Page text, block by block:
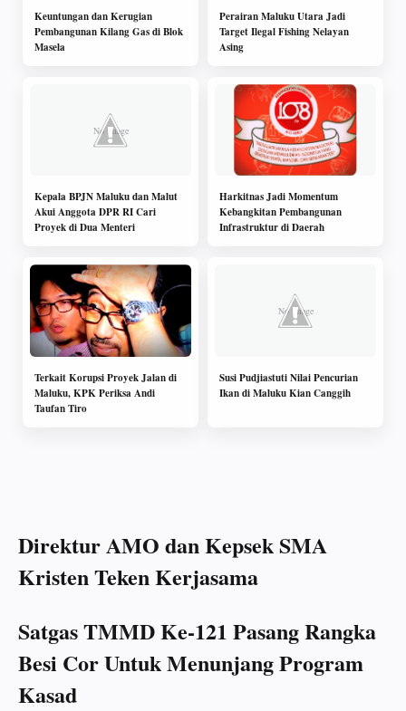
Keuntungan dan Kerugian
Pembangunan Kilang Gas di Blok
Masela
Perairan Maluku Utara Jadi
Target Ilegal Fishing Nelayan
Asing
Kepala BPJN Maluku dan Malut
Akui Anggota DPR RI Cari
Proyek di Dua Menteri
Harkitnas Jadi Momentum
Kebangkitan Pembangunan
Infrastruktur di Daerah
Terkait Korupsi Proyek Jalan di
Maluku, KPK Periksa Andi
Taufan Tiro
Susi Pudjiastuti Nilai Pencurian
Ikan di Maluku Kian Canggih
Direktur AMO dan Kepsek SMA
Kristen Teken Kerjasama
Satgas TMMD Ke-121 Pasang Rangka
Besi Cor Untuk Menunjang Program
Kasad